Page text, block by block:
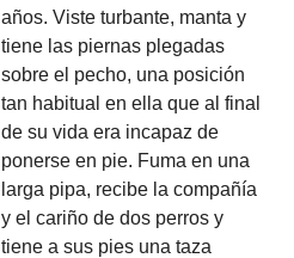
años. Viste turbante, manta y
tiene las piernas plegadas
sobre el pecho, una posición
tan habitual en ella que al final
de su vida era incapaz de
ponerse en pie. Fuma en una
larga pipa, recibe la compañía
y el cariño de dos perros y
tiene a sus pies una taza